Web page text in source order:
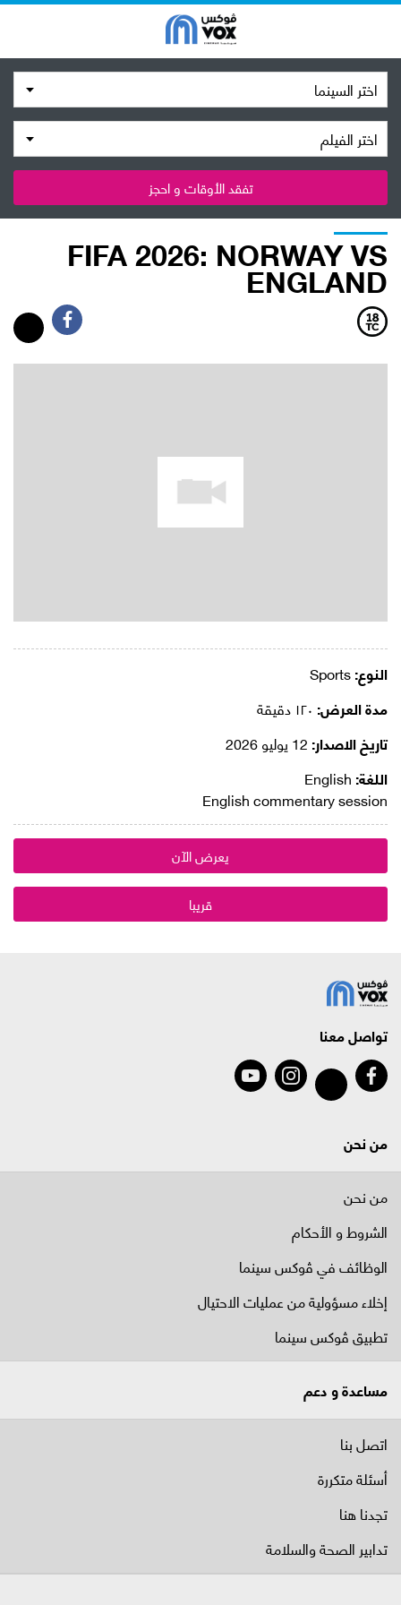
اختر السينما
اختر الفيلم
تفقد الأوقات و احجز
FIFA 2026: NORWAY VS
ENGLAND
النوع:
مدة العرض:
تاريخ الاصدار:
اللغة:
English commentary session
يعرض الآن
قريبا
تواصل معنا
من نحن
من نحن
الشروط و الأحكام
الوظائف في ﭬوكس سينما
إخلاء مسؤولية من عمليات الاحتيال
تطبيق ڤوكس سينما
مساعدة و دعم
اتصل بنا
أسئلة متكررة
تجدنا هنا
تدابير الصحة والسلامة